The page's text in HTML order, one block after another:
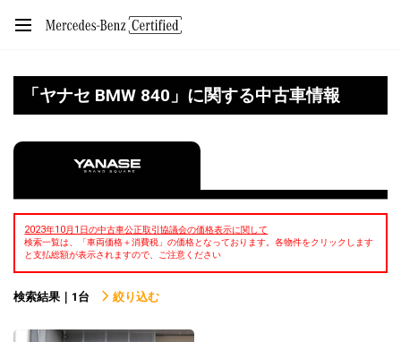
「ヤナセ BMW 840」に関する中古車情報
2023年10月1日の中古車公正取引協議会の価格表示に関して
検索一覧は、「車両価格＋消費税」の価格となっております。各物件をクリックします
と支払総額が表示されますので、ご注意ください
検索結果｜1台 絞り込む